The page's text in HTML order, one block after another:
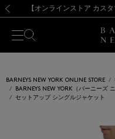
【夏季休業に伴う出
熊本県を中心とした地震
【開催中】
【夏季休業に伴う出
BARNEYS NEW YORK ONLINE STORE
BARNEYS NEW YORK（バーニーズ
セットアップ シングルジャケット